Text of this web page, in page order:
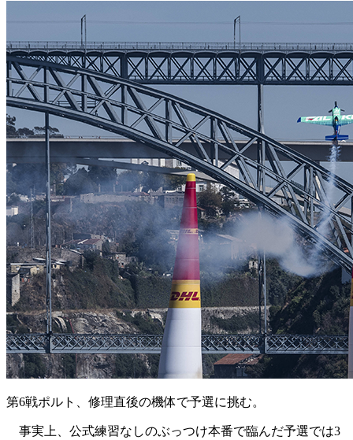
第6戦ポルト、修理直後の機体で予選に挑む。
事実上、公式練習なしのぶっつけ本番で臨んだ予選では3